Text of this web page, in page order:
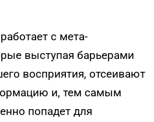
с мета-
выступая барьерами
восприятия, отсеивают
и, тем самым
попадет для